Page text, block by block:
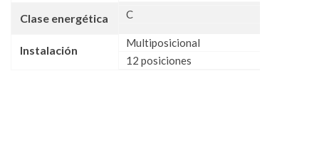
Clase energética C
Instalación
Multiposicional
12 posiciones